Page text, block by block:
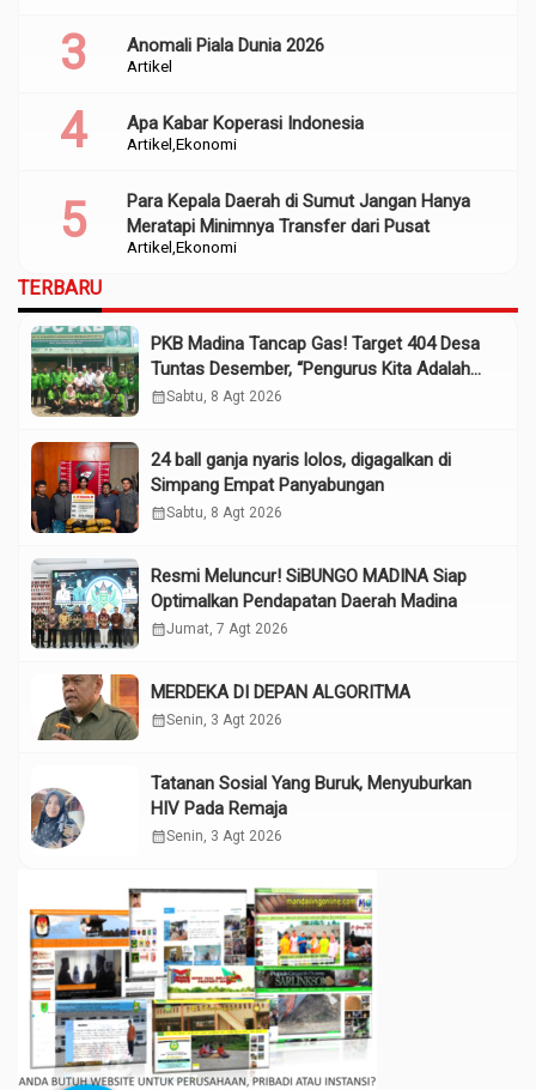
Artikel
Anomali Piala Dunia 2026
Artikel Ekonomi
Apa Kabar Koperasi Indonesia
Artikel Ekonomi
Para Kepala Daerah di Sumut Jangan Hanya
Meratapi Minimnya Transfer dari Pusat
TERBARU
PKB Madina Tancap Gas! Target 404 Desa
Tuntas Desember, “Pengurus Kita Adalah
Tokoh”
calendar_monthSabtu, 8 Agt 2026
24 ball ganja nyaris lolos, digagalkan di
Simpang Empat Panyabungan
calendar_monthSabtu, 8 Agt 2026
Resmi Meluncur! SiBUNGO MADINA Siap
Optimalkan Pendapatan Daerah Madina
calendar_monthJumat, 7 Agt 2026
MERDEKA DI DEPAN ALGORITMA
calendar_monthSenin, 3 Agt 2026
Tatanan Sosial Yang Buruk, Menyuburkan
HIV Pada Remaja
calendar_monthSenin, 3 Agt 2026